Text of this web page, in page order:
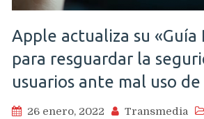
Apple actualiza su «Guía
para resguardar la
usuarios ante mal uso
26 enero, 2022 Transmedia